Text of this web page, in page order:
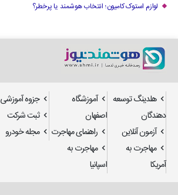
لوازم استوک کامیون؛ انتخاب هوشمند یا پرخطر؟
هلدینگ توسعه
دهندگان
آموزشگاه
اصفهان
جزوه آموزشی
ثبت شرکت
آزمون آنلاین
راهنمای مهاجرت مجله خودرو
مهاجرت به
آمریکا
مهاجرت به
اسپانیا